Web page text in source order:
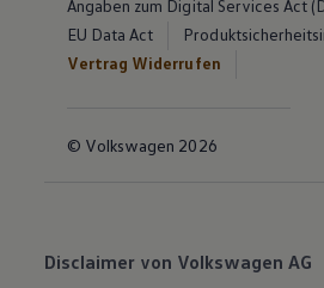
Angaben zum Digital Services Act
EU Data Act
Vertrag Widerrufen
© Volkswagen 2026
Disclaimer von Volkswagen AG